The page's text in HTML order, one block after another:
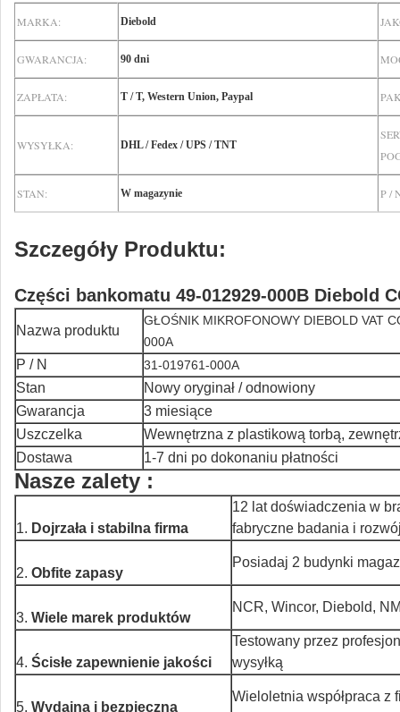
MARKA: Diebold
GWARANCJA: 90 dni
ZAPŁATA: T / T, Western Union, Paypal
WYSYŁKA: DHL / Fedex / UPS / TNT
STAN: W magazynie P /
Szczegóły Produktu:
Części bankomatu 49-012929-000B Diebold
Nazwa produktu
GŁOŚNIK MIKROFONOWY DIEBOLD VAT
000A
P / N 31-019761-000A
Stan
Nowy oryginał / odnowiony
Gwarancja
3 miesiące
Uszczelka
Wewnętrzna z plastikową torbą,
Dostawa
1-7 dni po dokonaniu płatności
Nasze zalety :
1. Dojrzała i stabilna firma
12 lat doświadczenia w
fabryczne badania i
2. Obfite zapasy
Posiadaj 2 budynki
3. Wiele marek produktów
NCR, Wincor, Diebold,
4. Ścisłe zapewnienie jakości
Testowany przez
wysyłką
5. Wydajna i bezpieczna
Wieloletnia współpraca z